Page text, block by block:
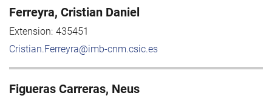
Ferreyra, Cristian Daniel
Extension: 435451
Cristian.Ferreyra@imb-cnm.csic.es
Figueras Carreras, Neus